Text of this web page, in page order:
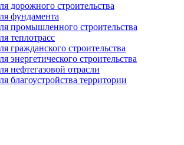
дорожного строительства
фундамента
промышленного строительства
теплотрасс
гражданского строительства
энергетического строительства
нефтегазовой отрасли
благоустройства территории